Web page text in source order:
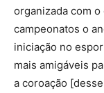
organizada com
campeonatos o
iniciação no
mais amigáveis
a coroação